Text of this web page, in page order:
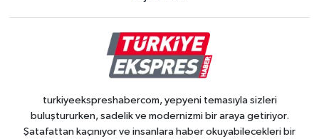
turkiyeekspreshabercom, yepyeni temasıyla sizleri
buluştururken, sadelik ve modernizmi bir araya getiriyor.
Şatafattan kaçınıyor ve insanlara haber okuyabilecekleri bir